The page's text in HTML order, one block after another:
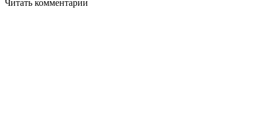
Читать комментарии